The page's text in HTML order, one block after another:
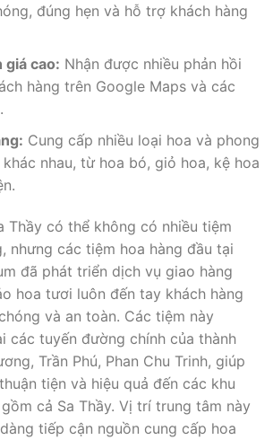
đúng hẹn và hỗ trợ khách hàng
giá cao: Nhận được nhiều phản hồi
hàng trên Google Maps và các
Cung cấp nhiều loại hoa và phong
nhau, từ hoa bó, giỏ hoa, kệ hoa
Thầy có thể không có nhiều tiệm
nhưng các tiệm hoa hàng đầu tại
đã phát triển dịch vụ giao hàng
hoa tươi luôn đến tay khách hàng
và an toàn. Các tiệm này
các tuyến đường chính của thành
Trần Phú, Phan Chu Trinh, giúp
tiện và hiệu quả đến các khu
cả Sa Thầy. Vị trí trung tâm này
tiếp cận nguồn cung cấp hoa